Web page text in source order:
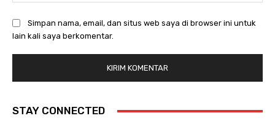
Simpan nama, email, dan situs web saya di browser ini untuk
lain kali saya berkomentar.
STAY CONNECTED